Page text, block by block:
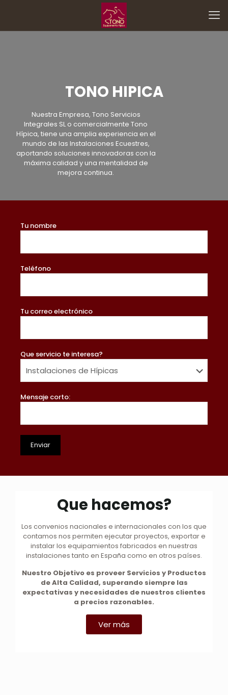
TONO HIPICA
Nuestra Empresa, Tono Servicios
Integrales SL o comercialmente Tono
Hípica, tiene una amplia experiencia en el
mundo de las Instalaciones Ecuestres,
aportando soluciones innovadoras con la
máxima calidad y una mentalidad de
mejora continua.
Tu nombre
Teléfono
Tu correo electrónico
Que servicio te interesa?
Mensaje corto:
Que hacemos?
Los convenios nacionales e internacionales con los que
contamos nos permiten ejecutar proyectos, exportar e
instalar los equipamientos fabricados en nuestras
instalaciones tanto en España como en otros países.
Nuestro Objetivo es proveer Servicios y Productos
de Alta Calidad, superando siempre las
expectativas y necesidades de nuestros clientes
a precios razonables.
Ver más